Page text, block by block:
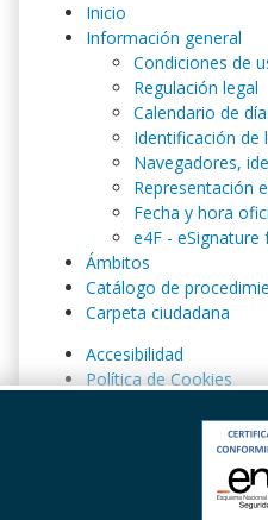
Inicio
Información general
Condiciones de
Regulación legal
Calendario de
Identificación de
Navegadores,
Representación
Fecha y hora
e4F - eSignature
Ámbitos
Catálogo de
Carpeta ciudadana
Accesibilidad
Política de Cookies
Registro de